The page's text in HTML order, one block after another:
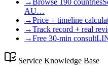
→Browse 190 countries
AU…
→Price + timeline
→Track record + real
→Free 30-min consult
Service Knowledge Base